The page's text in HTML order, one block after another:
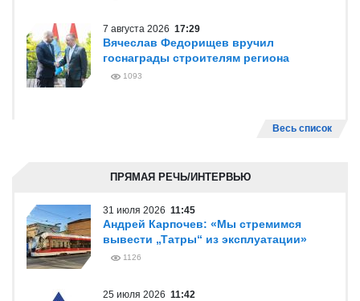
7 августа 2026 17:29
Вячеслав Федорищев вручил
госнаграды строителям региона
1093
Весь список
ПРЯМАЯ РЕЧЬ/ИНТЕРВЬЮ
31 июля 2026 11:45
Андрей Карпочев: «Мы стремимся
вывести „Татры“ из эксплуатации»
1126
25 июля 2026 11:42